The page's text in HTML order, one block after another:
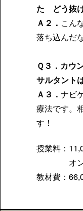
た どう抜
Ａ２． こん
落ち込んだ
Ｑ３．カウ
サルタント
Ａ３．ナビ
療法です。
す！
授業料：
オンライ
教材費：